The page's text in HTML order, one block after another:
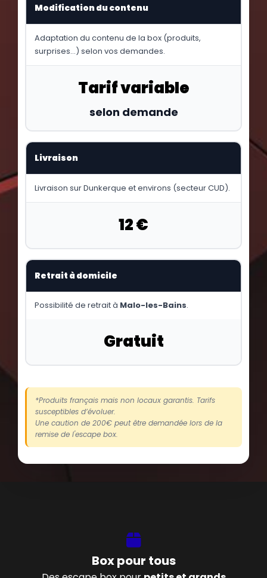
Modification du contenu
Adaptation du contenu de la box (produits,
surprises…) selon vos demandes.
Tarif variable
selon demande
Livraison
Livraison sur Dunkerque et environs (secteur CUD).
12 €
Retrait à domicile
Possibilité de retrait à Malo-les-Bains.
Gratuit
*Produits français mais non locaux garantis. Tarifs
susceptibles d’évoluer.
Une caution de 200€ peut être demandée lors de la
remise de l'escape box.
Box pour tous